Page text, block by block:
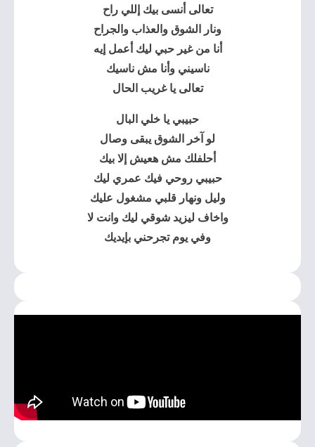
تعالى أنسى بيك إللي راح
ونار الشوق والعذاب والجراح
أنا من غير حبي ليك أعمل إيه
ناسيني وأنا مش ناسيك
تعالى يا غريب الحال
حبيبي يا خلي البال
لو آخر الشوق يبقى وصال
أحلفلك مش هعيش إلا بيك
حبيبي روحي فيك عمري ليك
وليل ونهار قلبي مشغول عليك
واخاف ليزيد شوقي ليك وانت لا
وفي يوم تجرحني بإيديك